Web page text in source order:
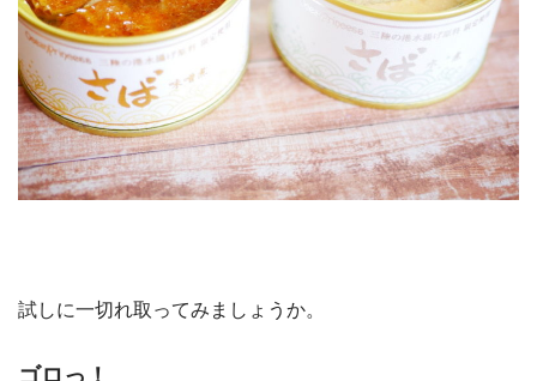
試しに一切れ取ってみましょうか。
ゴロっ！